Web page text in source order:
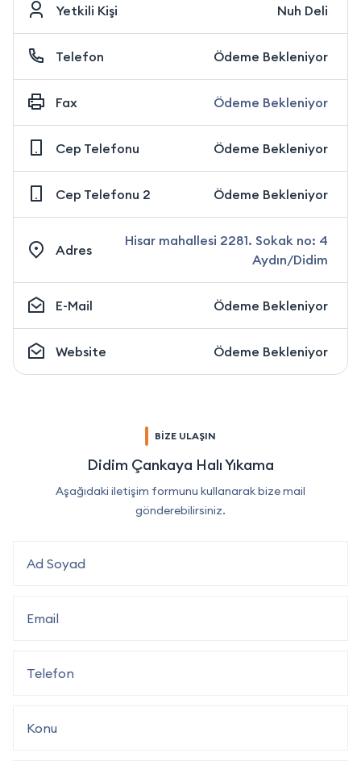
Yetkili Kişi Nuh Deli
Telefon Ödeme Bekleniyor
Fax Ödeme Bekleniyor
Cep Telefonu Ödeme Bekleniyor
Cep Telefonu 2 Ödeme Bekleniyor
Adres
Hisar mahallesi 2281. Sokak no: 4
Aydın/Didim
E-Mail Ödeme Bekleniyor
Website Ödeme Bekleniyor
BİZE ULAŞIN
Didim Çankaya Halı Yıkama
Aşağıdaki iletişim formunu kullanarak bize mail
gönderebilirsiniz.